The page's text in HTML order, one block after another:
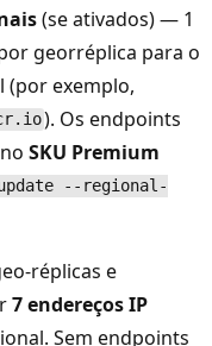
(se ativados) — 1
georréplica para o
(por exemplo,
). Os endpoints
SKU Premium
--regional-
réplicas e
7 endereços IP
Sem endpoints